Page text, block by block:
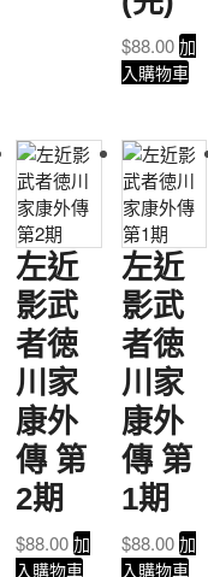
$88.00 加
入購物車
左近
影武
者徳
川家
康外
傳 第
2期
$88.00 加
入購物車
左近
影武
者徳
川家
康外
傳 第
1期
$88.00 加
入購物車